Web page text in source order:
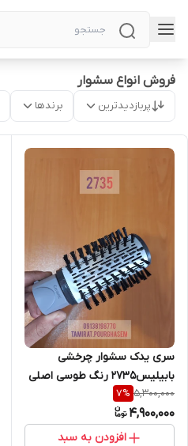
فروش انواع سشوار
پربازدیدترین برندها
سری یدک سشوار چرخشی
بابیلیس2735 رنگ طوسی اصلی
5,300,000
7%
4,900,000
افزودن به سبد